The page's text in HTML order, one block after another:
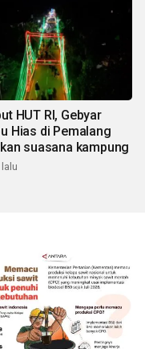
HUT RI, Gebyar
Hias di Pemalang
suasana kampung